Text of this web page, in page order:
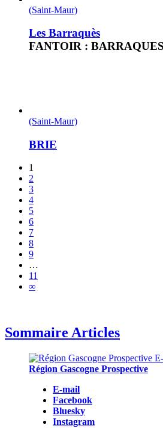
(Saint-Maur)
Les Barraquès
FANTOIR :
(Saint-Maur)
BRIE
1
2
3
4
5
6
7
8
9
…
11
∞
Sommaire Articles
Région Gascogne Prospective
E-mail
Facebook
Bluesky
Instagram